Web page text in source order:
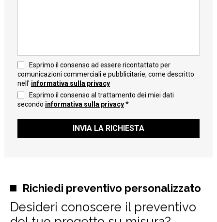
Richiedi preventivo personalizzato
Desideri conoscere il preventivo
Esprimo il consenso ad essere ricontattato per
comunicazioni commerciali e pubblicitarie, come descritto
nell' informativa sulla privacy
Esprimo il consenso al trattamento dei miei dati
secondo informativa sulla privacy*
INVIA LA RICHIESTA